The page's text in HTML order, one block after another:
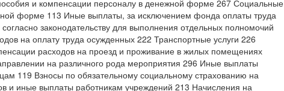
и компенсации персоналу в денежной форме 267 Социальные
форме 113 Иные выплаты, за исключением фонда оплаты труда
законодательству для выполнения отдельных полномочий
на оплату труда осужденных 222 Транспортные услуги 226
расходов на проезд и проживание в жилых помещениях
на различного рода мероприятия 296 Иные выплаты
119 Взносы по обязательному социальному страхованию на
и иные выплаты работникам учреждений 213 Начисления на